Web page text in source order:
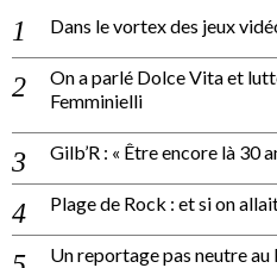
Dans le vortex des jeux
On a parlé Dolce Vita et
Femminielli
Gilb’R : « Être encore là 30
Plage de Rock : et si on
Un reportage pas neutre au